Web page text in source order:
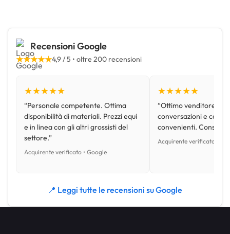
Recensioni Google
★★★★★4,9 / 5 • oltre 200 recensioni
★★★★★
“Personale competente. Ottima
disponibilità di materiali. Prezzi equi
e in linea con gli altri grossisti del
settore.”
Acquirente verificato • Google
★★★★★
“Ottimo venditore,
conversazioni e con
convenienti.
Acquirente verificato •
📍 Leggi tutte le recensioni su Google